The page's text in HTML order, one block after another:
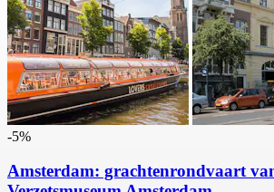
-5%
Amsterdam: grachtenrondvaart